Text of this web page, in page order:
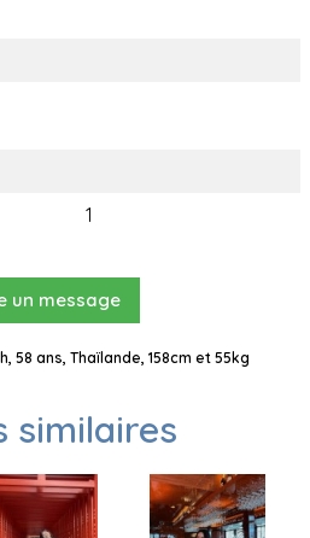
1
un message
58 ans, Thaïlande, 158cm et 55kg
similaires